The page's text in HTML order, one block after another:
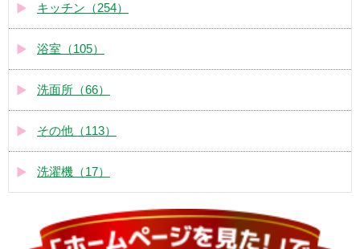
キッチン（254）
浴室（105）
洗面所（66）
その他（113）
洗濯機（17）